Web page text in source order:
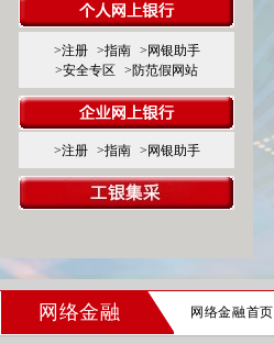
>注册 >指南
>网银助手
>安全专区
>防范假网站
>注册 >指南 >网银助手
网络金融 网络金融首页